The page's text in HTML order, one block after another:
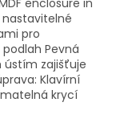
enclosure in
pro
Pevná
ústím zajišťuje
Klavírní
krycí